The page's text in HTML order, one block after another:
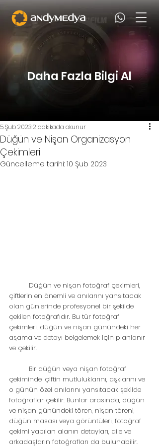
Daha Fazla Bilgi Al
Düğün ve Nişan Organizasyon
Çekimleri
5 Şub 20232 dakikada okunur
Güncelleme tarihi: 10 Şub 2023
çiftlerin en önemli ve anılarını yansıtacak
olan günlerinde profesyonel bir şekilde
çekilen fotoğrafıdır. Bu tür fotoğraf
çekimleri, düğün ve nişan günündeki her
aşama ve detayı belgelemek için planlanır
ve çekilir.
çekiminde, çiftin mutluluklarını, aşklarını ve
o günün özel anılarını yansıtacak şekilde
fotoğraflar çekilir. Bunlar arasında, düğün
ve nişan günündeki tören, nişan töreni,
düğün masası veya görüntüleri, fotoğraf
çekimi yapılan alanın detayları, aile ve
arkadaşların fotoğrafları da bulunabilir.